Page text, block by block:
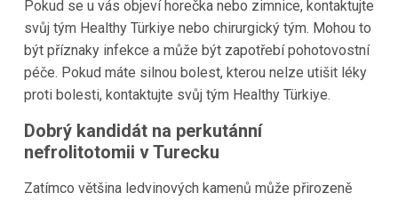
Pokud se u vás objeví horečka nebo zimnice, kontaktujte
svůj tým Healthy Türkiye nebo chirurgický tým. Mohou to
být příznaky infekce a může být zapotřebí pohotovostní
péče. Pokud máte silnou bolest, kterou nelze utišit léky
proti bolesti, kontaktujte svůj tým Healthy Türkiye.
Dobrý kandidát na perkutánní
nefrolitotomii v Turecku
Zatímco většina ledvinových kamenů může přirozeně